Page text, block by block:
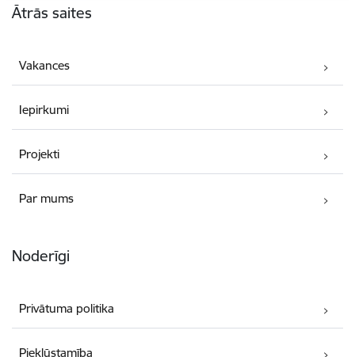
Ātrās saites
Vakances
Iepirkumi
Projekti
Par mums
Noderīgi
Privātuma politika
Piekļūstamība